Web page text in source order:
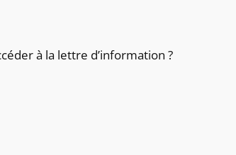
à la lettre d’information ?